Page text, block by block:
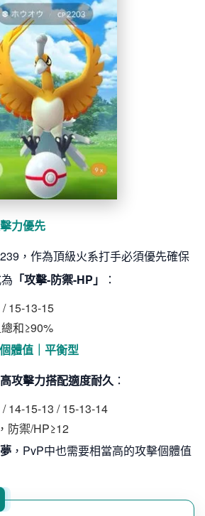
力優先
，作為頂級火系打手必須優先確保
「攻擊-防禦-HP」
：
15-13-15
和≥90%
體值｜平衡型
高攻擊力搭配適度耐久 ：
14-15-13 / 15-13-14
防禦/HP≥12
，PvP中也需要相當高的攻擊個體值